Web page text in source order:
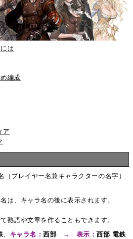
は
編成
ア
（プレイヤー名兼キャラクターの名字）
は、キャラ名の後に表示されます。
熟語や文章を作ることもできます。
キャラ名：西部 → 表示：西部 電鉄